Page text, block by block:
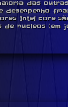
das
Intel core
nucleos (em